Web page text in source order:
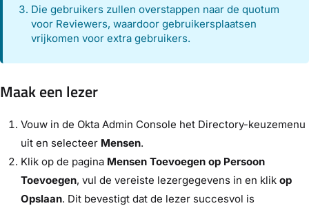
Die gebruikers zullen overstappen naar de quotum
voor Reviewers, waardoor gebruikersplaatsen
vrijkomen voor extra gebruikers.
Maak een lezer
Vouw in de Okta Admin Console het Directory-keuzemenu
uit en selecteer Mensen.
Klik op de pagina Mensen Toevoegen op Persoon
Toevoegen, vul de vereiste lezergegevens in en klik op
Opslaan. Dit bevestigt dat de lezer succesvol is